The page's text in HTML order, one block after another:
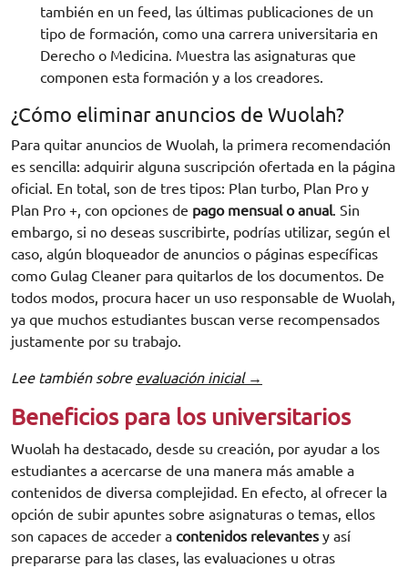
también en un feed, las últimas publicaciones de un
tipo de formación, como una carrera universitaria en
Derecho o Medicina. Muestra las asignaturas que
componen esta formación y a los creadores.
¿Cómo eliminar anuncios de Wuolah?
Para quitar anuncios de Wuolah, la primera recomendación
es sencilla: adquirir alguna suscripción ofertada en la página
oficial. En total, son de tres tipos: Plan turbo, Plan Pro y
Plan Pro +, con opciones de pago mensual o anual. Sin
embargo, si no deseas suscribirte, podrías utilizar, según el
caso, algún bloqueador de anuncios o páginas específicas
como Gulag Cleaner para quitarlos de los documentos. De
todos modos, procura hacer un uso responsable de Wuolah,
ya que muchos estudiantes buscan verse recompensados
justamente por su trabajo.
Lee también sobre evaluación inicial →
Beneficios para los universitarios
Wuolah ha destacado, desde su creación, por ayudar a los
estudiantes a acercarse de una manera más amable a
contenidos de diversa complejidad. En efecto, al ofrecer la
opción de subir apuntes sobre asignaturas o temas, ellos
son capaces de acceder a contenidos relevantes y así
prepararse para las clases, las evaluaciones u otras